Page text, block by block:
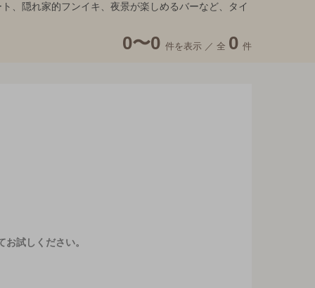
、隠れ家的フンイキ、夜景が楽しめるバーなど、タイ
0〜0 件を表示 ／ 全 0 件
お試しください。